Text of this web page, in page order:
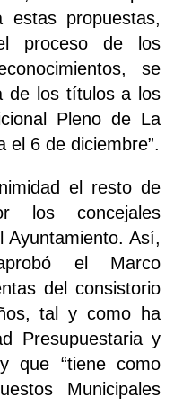
estas propuestas,
proceso de los
se
de los títulos a los
Pleno de La
el 6 de diciembre”.
el resto de
los concejales
Ayuntamiento. Así,
el Marco
del consistorio
tal y como ha
Presupuestaria y
que “tiene como
Municipales